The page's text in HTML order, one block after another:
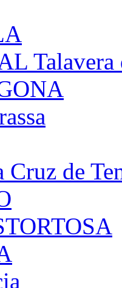
Talavera
Cruz de